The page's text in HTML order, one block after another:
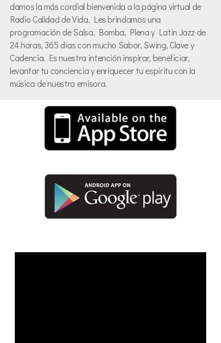
damos la más cordial bienvenida a la página virtual de
Radio Calidad de Vida. Les brindamos una
programación de Salsa, Bomba, Plena y Latin Jazz de
24 horas, 365 días con mucho Sabor, Swing, Clave y
Cadencia. Es nuestra intención inspirar, beneficiar,
levantar tu conciencia y enriquecer tu espíritu con la
música de nuestra emisora.